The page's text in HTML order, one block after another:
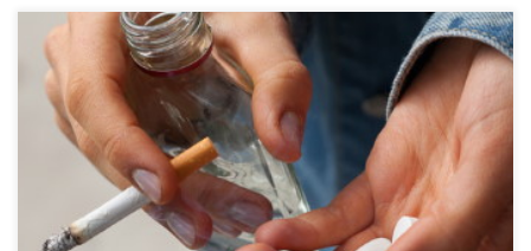
Mniej więcej co siódma osoba w Niemczech jest uzależniona od co
najmniej jednego narkotyku. W większości przypadków jest to
alkohol, tytoń lub lekarstwa. „W krajach rozwiniętych niemalże co
drugi akt przemocy jest popełniany pod wpływem alkoholu” –
ostrzegają Andreas Heinz i Shuyan Liu z Kliniki Psychiatrii i
Psychoterapii Charité w […]